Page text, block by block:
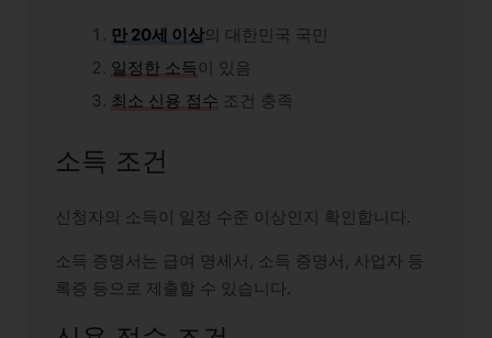
만 20세 이상의 대한민국 국민
일정한 소득이 있음
최소 신용 점수 조건 충족
소득 조건
신청자의 소득이 일정 수준 이상인지 확인합니다.
소득 증명서는 급여 명세서, 소득 증명서, 사업자 등
록증 등으로 제출할 수 있습니다.